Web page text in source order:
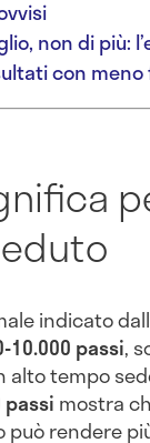
non di più:
con
indicato
10.000 passi,
alto tempo
passi mostra
può rendere